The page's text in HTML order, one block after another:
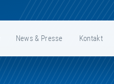
News & Presse Kontakt